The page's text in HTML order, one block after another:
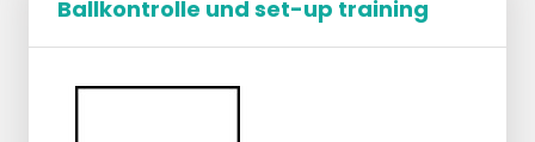
Ballkontrolle und set-up training